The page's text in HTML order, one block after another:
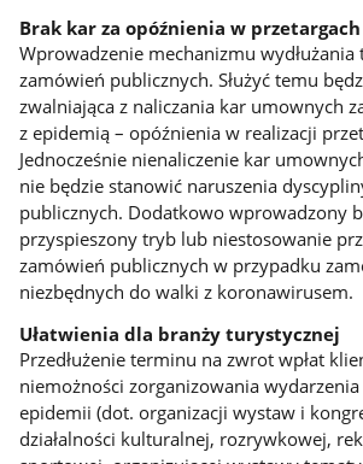
Brak kar za opóźnienia w
Wprowadzenie mechanizmu
zamówień publicznych. Służyć temu
zwalniająca z naliczania kar umownych
z epidemią – opóźnienia w realizacji
Jednocześnie nienaliczenie kar
nie będzie stanowić naruszenia
publicznych. Dodatkowo wprowadzony
przyspieszony tryb lub niestosowanie
zamówień publicznych w przypadku
niezbędnych do walki z koronawirusem.
Ułatwienia dla branży turystycznej
Przedłużenie terminu na zwrot wpłat
niemożności zorganizowania
epidemii (dot. organizacji wystaw i
działalności kulturalnej, rozrywkowej,